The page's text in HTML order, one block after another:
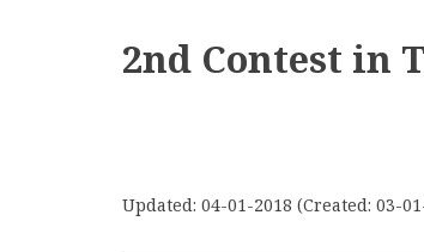
2nd Contest in
Updated: 04-01-2018 (Created: 03-